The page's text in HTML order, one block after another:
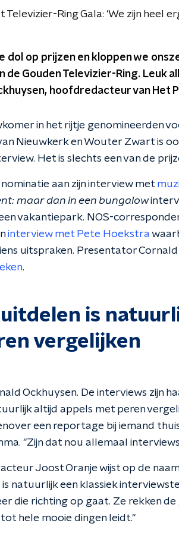
Ring Gala: 'We zijn heel
dol op prijzen en kloppen we
de Gouden Televizier-Ring. Leuk
hoofdredacteur van Het
in het rijtje genomineerden
Nieuwkerk en Wouter Zwart is
Het is slechts een van de
aan zijn interview met
maar dan in een bungalow
vakantiepark. NOS-
interview met Pete Hoekstra
uitspraken. Presentator Cornald
.
uitdelen is
vergelijken
Ockhuysen. De interviews zijn
altijd appels met peren
een reportage bij iemand
"Zijn dat nou allemaal
Joost Oranje wijst op de
is natuurlijk een klassiek
die richting op gaat. Ze rekken
hele mooie dingen leidt."